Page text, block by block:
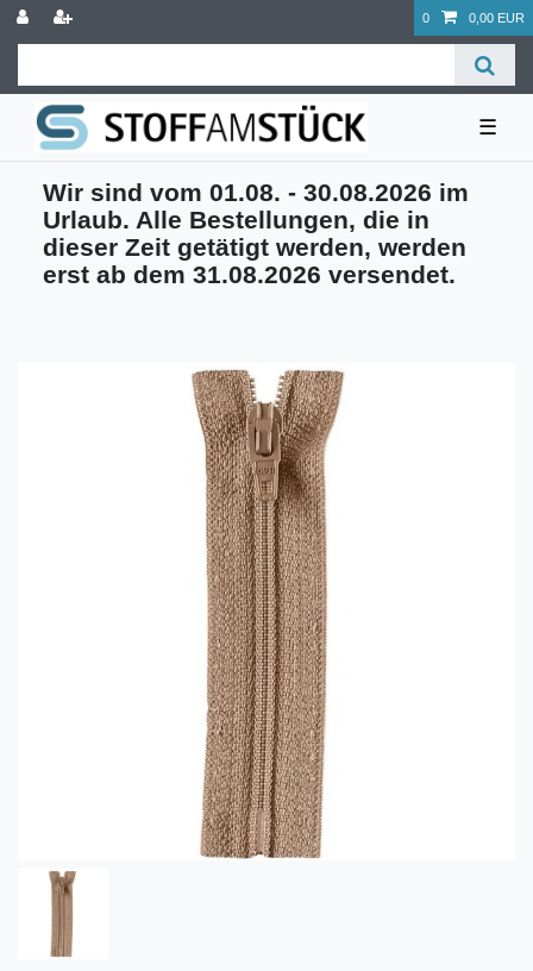
0 0,00 EUR
☰
Wir sind vom 01.08. - 30.08.2026 im
Urlaub. Alle Bestellungen, die in
dieser Zeit getätigt werden, werden
erst ab dem 31.08.2026 versendet.